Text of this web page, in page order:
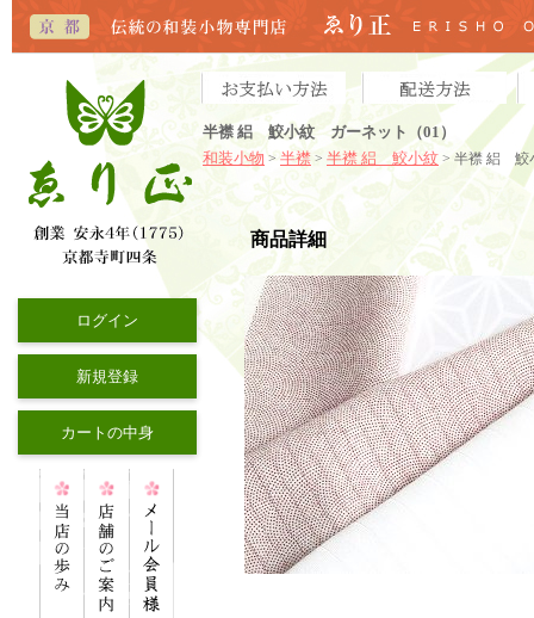
半襟 絽 鮫小紋 ガーネット（01）
和装小物 > 半襟 > 半襟 絽 鮫小紋 > 半襟 絽 鮫
ログイン
新規登録
カートの中身
商品詳細